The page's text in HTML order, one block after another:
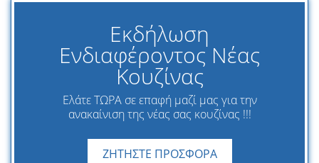
Εκδήλωση
Ενδιαφέροντος Νέας
Κουζίνας
Ελάτε ΤΩΡΑ σε επαφή μαζί μας για την
ανακαίνιση της νέας σας κουζίνας !!!
ΖΗΤΗΣΤΕ ΠΡΟΣΦΟΡΑ